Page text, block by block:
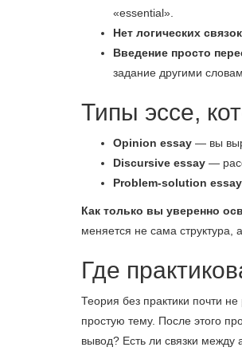
«essential».
Нет логических
Введение просто
задание другими
Типы эссе,
Opinion essay — вы
Discursive essay —
Problem-solution essay
Как только вы уверенно
меняется не сама структура,
Где
Теория без практики почти
простую тему. После этого
вывод? Есть ли связки